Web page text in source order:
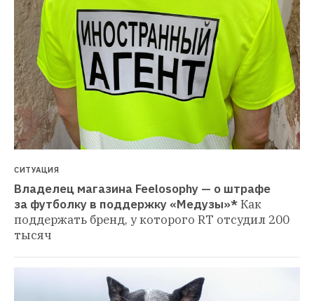
СИТУАЦИЯ
Владелец магазина Feelosophy — о штрафе
за футболку в поддержку «Медузы»*Как
поддержать бренд, у которого RT отсудил 200
тысяч